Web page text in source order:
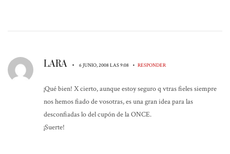
LARA • 6 JUNIO, 2008 LAS 9:08 • RESPONDER
¡Qué bien! X cierto, aunque estoy seguro q vtras fieles siempre
nos hemos fiado de vosotras, es una gran idea para las
desconfiadas lo del cupón de la ONCE.
¡Suerte!